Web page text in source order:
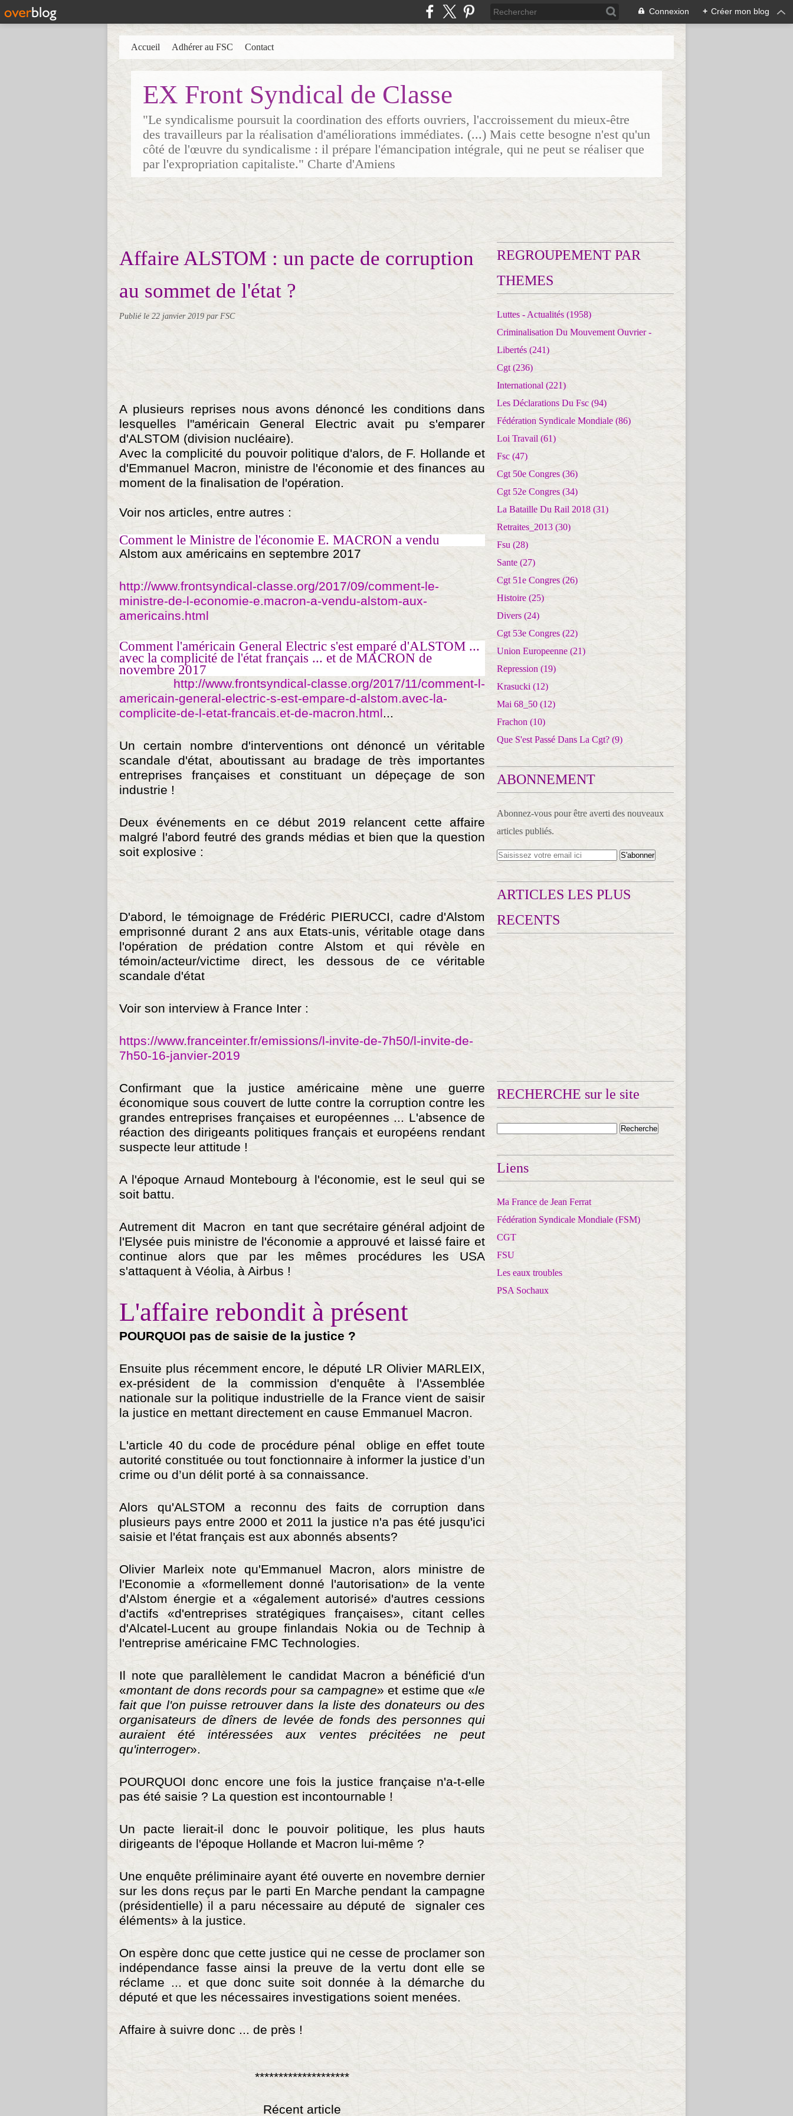
Connexion + Créer mon blog
EX Front Syndical de Classe
"Le syndicalisme poursuit la coordination des efforts ouvriers, l'accroissement du mieux-être
des travailleurs par la réalisation d'améliorations immédiates. (...) Mais cette besogne n'est qu'un
côté de l'œuvre du syndicalisme : il prépare l'émancipation intégrale, qui ne peut se réaliser que
par l'expropriation capitaliste." Charte d'Amiens
Accueil Adhérer au FSC Contact
Affaire ALSTOM : un pacte de corruption
au sommet de l'état ?
Publié le 22 janvier 2019 par FSC
A plusieurs reprises nous avons dénoncé les conditions dans
lesquelles l"américain General Electric avait pu s'emparer
d'ALSTOM (division nucléaire).
Avec la complicité du pouvoir politique d'alors, de F. Hollande et
d'Emmanuel Macron, ministre de l'économie et des finances au
moment de la finalisation de l'opération.
Voir nos articles, entre autres :
Comment le Ministre de l'économie E. MACRON a vendu
Alstom aux américains en septembre 2017
http://www.frontsyndical-classe.org/2017/09/comment-le-
ministre-de-l-economie-e.macron-a-vendu-alstom-aux-
americains.html
Comment l'américain General Electric s'est emparé d'ALSTOM ...
avec la complicité de l'état français ... et de MACRON de
novembre 2017
http://www.frontsyndical-classe.org/2017/11/comment-l-
americain-general-electric-s-est-empare-d-alstom.avec-la-
complicite-de-l-etat-francais.et-de-macron.html...
Un certain nombre d'interventions ont dénoncé un véritable
scandale d'état, aboutissant au bradage de très importantes
entreprises françaises et constituant un dépeçage de son
industrie !
Deux événements en ce début 2019 relancent cette affaire
malgré l'abord feutré des grands médias et bien que la question
soit explosive :
D'abord, le témoignage de Frédéric PIERUCCI, cadre d'Alstom
emprisonné durant 2 ans aux Etats-unis, véritable otage dans
l'opération de prédation contre Alstom et qui révèle en
témoin/acteur/victime direct, les dessous de ce véritable
scandale d'état
Voir son interview à France Inter :
https://www.franceinter.fr/emissions/l-invite-de-7h50/l-invite-de-
7h50-16-janvier-2019
Confirmant que la justice américaine mène une guerre
économique sous couvert de lutte contre la corruption contre les
grandes entreprises françaises et européennes ... L'absence de
réaction des dirigeants politiques français et européens rendant
suspecte leur attitude !
A l'époque Arnaud Montebourg à l'économie, est le seul qui se
soit battu.
Autrement dit Macron en tant que secrétaire général adjoint de
l'Elysée puis ministre de l'économie a approuvé et laissé faire et
continue alors que par les mêmes procédures les USA
s'attaquent à Véolia, à Airbus !
L'affaire rebondit à présent
POURQUOI pas de saisie de la justice ?
Ensuite plus récemment encore, le député LR Olivier MARLEIX,
ex-président de la commission d'enquête à l'Assemblée
nationale sur la politique industrielle de la France vient de saisir
la justice en mettant directement en cause Emmanuel Macron.
L'article 40 du code de procédure pénal oblige en effet toute
autorité constituée ou tout fonctionnaire à informer la justice d’un
crime ou d’un délit porté à sa connaissance.
Alors qu'ALSTOM a reconnu des faits de corruption dans
plusieurs pays entre 2000 et 2011 la justice n'a pas été jusqu'ici
saisie et l'état français est aux abonnés absents?
Olivier Marleix note qu'Emmanuel Macron, alors ministre de
l'Economie a «formellement donné l'autorisation» de la vente
d'Alstom énergie et a «également autorisé» d'autres cessions
d'actifs «d'entreprises stratégiques françaises», citant celles
d'Alcatel-Lucent au groupe finlandais Nokia ou de Technip à
l'entreprise américaine FMC Technologies.
Il note que parallèlement le candidat Macron a bénéficié d'un
«montant de dons records pour sa campagne» et estime que «le
fait que l'on puisse retrouver dans la liste des donateurs ou des
organisateurs de dîners de levée de fonds des personnes qui
auraient été intéressées aux ventes précitées ne peut
qu'interroger».
POURQUOI donc encore une fois la justice française n'a-t-elle
pas été saisie ? La question est incontournable !
Un pacte lierait-il donc le pouvoir politique, les plus hauts
dirigeants de l'époque Hollande et Macron lui-même ?
Une enquête préliminaire ayant été ouverte en novembre dernier
sur les dons reçus par le parti En Marche pendant la campagne
(présidentielle) il a paru nécessaire au député de signaler ces
éléments» à la justice.
On espère donc que cette justice qui ne cesse de proclamer son
indépendance fasse ainsi la preuve de la vertu dont elle se
réclame ... et que donc suite soit donnée à la démarche du
député et que les nécessaires investigations soient menées.
Affaire à suivre donc ... de près !
********************
Récent article
REGROUPEMENT PAR
THEMES
Luttes - Actualités (1958)
Criminalisation Du Mouvement Ouvrier -
Libertés (241)
Cgt (236)
International (221)
Les Déclarations Du Fsc (94)
Fédération Syndicale Mondiale (86)
Loi Travail (61)
Fsc (47)
Cgt 50e Congres (36)
Cgt 52e Congres (34)
La Bataille Du Rail 2018 (31)
Retraites_2013 (30)
Fsu (28)
Sante (27)
Cgt 51e Congres (26)
Histoire (25)
Divers (24)
Cgt 53e Congres (22)
Union Europeenne (21)
Repression (19)
Krasucki (12)
Mai 68_50 (12)
Frachon (10)
Que S'est Passé Dans La Cgt? (9)
ABONNEMENT
Abonnez-vous pour être averti des nouveaux
articles publiés.
ARTICLES LES PLUS
RECENTS
RECHERCHE sur le site
Liens
Ma France de Jean Ferrat
Fédération Syndicale Mondiale (FSM)
CGT
FSU
Les eaux troubles
PSA Sochaux